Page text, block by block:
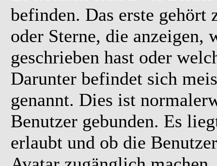
befinden. Das erste gehört
oder Sterne, die anzeigen,
geschrieben hast oder
Darunter befindet sich
genannt. Dies ist
Benutzer gebunden. Es
erlaubt und ob die